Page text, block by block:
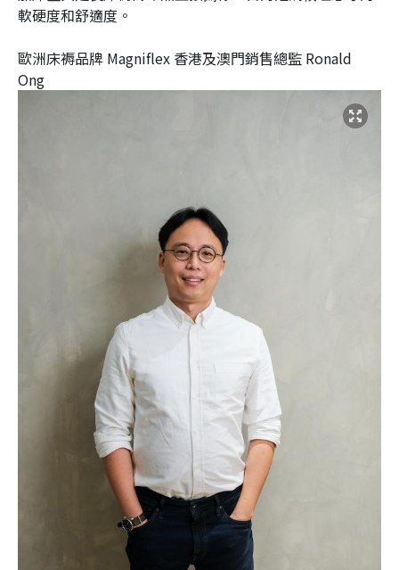
軟硬度和舒適度。
歐洲床褥品牌 Magniflex 香港及澳門銷售總監 Ronald
Ong